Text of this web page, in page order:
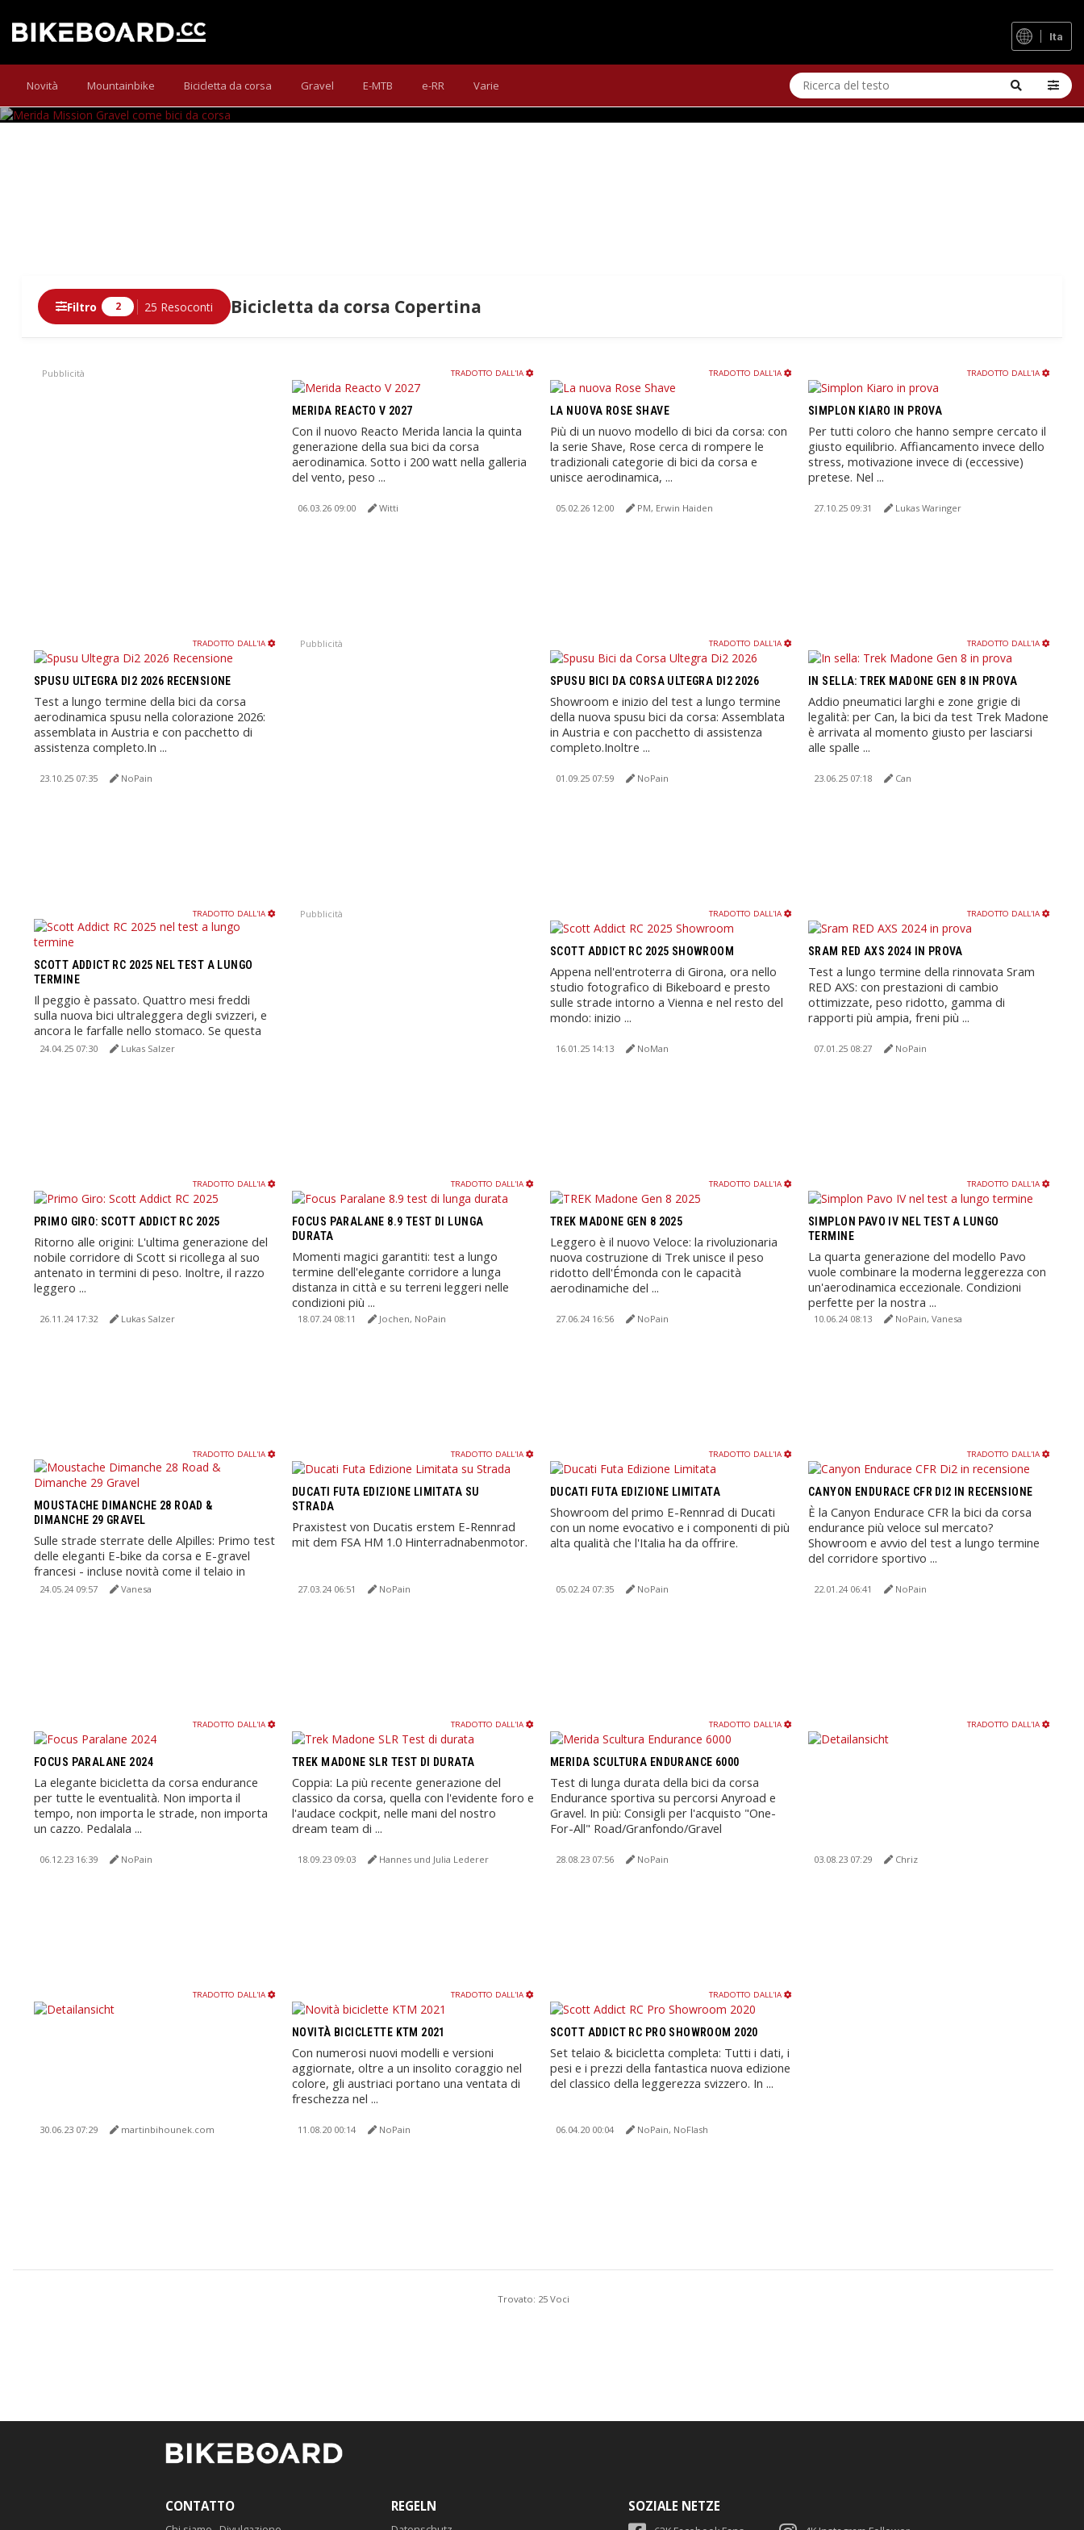
Ita
Novità Mountainbike Bicicletta da corsa Gravel E-MTB e-RR Varie
La Merida Mission 10K, con pneumatici da 30 mm, si comporta sull'asfalto come un granfondo di fascia alta, offre un'ampia gamma di rapporti e rimane sorprendentemente
Bicicletta da corsa Copertina
Filtro 2 25 Resoconti
Pubblicità TRADOTTO DALL'IA
MERIDA REACTO V 2027
Con il nuovo Reacto Merida lancia la quinta
generazione della sua bici da corsa
aerodinamica. Sotto i 200 watt nella galleria
del vento, peso ...
06.03.26 09:00 Witti
TRADOTTO DALL'IA
LA NUOVA ROSE SHAVE
Più di un nuovo modello di bici da corsa: con
la serie Shave, Rose cerca di rompere le
tradizionali categorie di bici da corsa e
unisce aerodinamica, ...
05.02.26 12:00 PM, Erwin Haiden
TRADOTTO DALL'IA
SIMPLON KIARO IN PROVA
Per tutti coloro che hanno sempre cercato il
giusto equilibrio. Affiancamento invece dello
stress, motivazione invece di (eccessive)
pretese. Nel ...
27.10.25 09:31 Lukas Waringer
TRADOTTO DALL'IA
SPUSU ULTEGRA DI2 2026 RECENSIONE
Test a lungo termine della bici da corsa
aerodinamica spusu nella colorazione 2026:
assemblata in Austria e con pacchetto di
assistenza completo.In ...
23.10.25 07:35 NoPain
Pubblicità TRADOTTO DALL'IA
SPUSU BICI DA CORSA ULTEGRA DI2 2026
Showroom e inizio del test a lungo termine
della nuova spusu bici da corsa: Assemblata
in Austria e con pacchetto di assistenza
completo.Inoltre ...
01.09.25 07:59 NoPain
TRADOTTO DALL'IA
IN SELLA: TREK MADONE GEN 8 IN PROVA
Addio pneumatici larghi e zone grigie di
legalità: per Can, la bici da test Trek Madone
è arrivata al momento giusto per lasciarsi
alle spalle ...
23.06.25 07:18 Can
TRADOTTO DALL'IA
SCOTT ADDICT RC 2025 NEL TEST A LUNGO
TERMINE
Il peggio è passato. Quattro mesi freddi
sulla nuova bici ultraleggera degli svizzeri, e
ancora le farfalle nello stomaco. Se questa
non diventa ...
24.04.25 07:30 Lukas Salzer
Pubblicità TRADOTTO DALL'IA
SCOTT ADDICT RC 2025 SHOWROOM
Appena nell'entroterra di Girona, ora nello
studio fotografico di Bikeboard e presto
sulle strade intorno a Vienna e nel resto del
mondo: inizio ...
16.01.25 14:13 NoMan
TRADOTTO DALL'IA
SRAM RED AXS 2024 IN PROVA
Test a lungo termine della rinnovata Sram
RED AXS: con prestazioni di cambio
ottimizzate, peso ridotto, gamma di
rapporti più ampia, freni più ...
07.01.25 08:27 NoPain
TRADOTTO DALL'IA
PRIMO GIRO: SCOTT ADDICT RC 2025
Ritorno alle origini: L'ultima generazione del
nobile corridore di Scott si ricollega al suo
antenato in termini di peso. Inoltre, il razzo
leggero ...
26.11.24 17:32 Lukas Salzer
TRADOTTO DALL'IA
FOCUS PARALANE 8.9 TEST DI LUNGA
DURATA
Momenti magici garantiti: test a lungo
termine dell'elegante corridore a lunga
distanza in città e su terreni leggeri nelle
condizioni più ...
18.07.24 08:11 Jochen, NoPain
TRADOTTO DALL'IA
TREK MADONE GEN 8 2025
Leggero è il nuovo Veloce: la rivoluzionaria
nuova costruzione di Trek unisce il peso
ridotto dell'Émonda con le capacità
aerodinamiche del ...
27.06.24 16:56 NoPain
TRADOTTO DALL'IA
SIMPLON PAVO IV NEL TEST A LUNGO
TERMINE
La quarta generazione del modello Pavo
vuole combinare la moderna leggerezza con
un'aerodinamica eccezionale. Condizioni
perfette per la nostra ...
10.06.24 08:13 NoPain, Vanesa
TRADOTTO DALL'IA
MOUSTACHE DIMANCHE 28 ROAD &
DIMANCHE 29 GRAVEL
Sulle strade sterrate delle Alpilles: Primo test
delle eleganti E-bike da corsa e E-gravel
francesi - incluse novità come il telaio in
alluminio ...
24.05.24 09:57 Vanesa
TRADOTTO DALL'IA
DUCATI FUTA EDIZIONE LIMITATA SU
STRADA
Praxistest von Ducatis erstem E-Rennrad
mit dem FSA HM 1.0 Hinterradnabenmotor.
27.03.24 06:51 NoPain
TRADOTTO DALL'IA
DUCATI FUTA EDIZIONE LIMITATA
Showroom del primo E-Rennrad di Ducati
con un nome evocativo e i componenti di più
alta qualità che l'Italia ha da offrire.
05.02.24 07:35 NoPain
TRADOTTO DALL'IA
CANYON ENDURACE CFR DI2 IN RECENSIONE
È la Canyon Endurace CFR la bici da corsa
endurance più veloce sul mercato?
Showroom e avvio del test a lungo termine
del corridore sportivo ...
22.01.24 06:41 NoPain
TRADOTTO DALL'IA
FOCUS PARALANE 2024
La elegante bicicletta da corsa endurance
per tutte le eventualità. Non importa il
tempo, non importa le strade, non importa
un cazzo. Pedalala ...
06.12.23 16:39 NoPain
TRADOTTO DALL'IA
TREK MADONE SLR TEST DI DURATA
Coppia: La più recente generazione del
classico da corsa, quella con l'evidente foro e
l'audace cockpit, nelle mani del nostro
dream team di ...
18.09.23 09:03 Hannes und Julia Lederer
TRADOTTO DALL'IA
MERIDA SCULTURA ENDURANCE 6000
Test di lunga durata della bici da corsa
Endurance sportiva su percorsi Anyroad e
Gravel. In più: Consigli per l'acquisto "One-
For-All" Road/Granfondo/Gravel
28.08.23 07:56 NoPain
TRADOTTO DALL'IA
03.08.23 07:29 Chriz
TRADOTTO DALL'IA
30.06.23 07:29 martinbihounek.com
TRADOTTO DALL'IA
NOVITÀ BICICLETTE KTM 2021
Con numerosi nuovi modelli e versioni
aggiornate, oltre a un insolito coraggio nel
colore, gli austriaci portano una ventata di
freschezza nel ...
11.08.20 00:14 NoPain
TRADOTTO DALL'IA
SCOTT ADDICT RC PRO SHOWROOM 2020
Set telaio & bicicletta completa: Tutti i dati, i
pesi e i prezzi della fantastica nuova edizione
del classico della leggerezza svizzero. In ...
06.04.20 00:04 NoPain, NoFlash
Trovato: 25 Voci
CONTATTO REGELN SOZIALE NETZE